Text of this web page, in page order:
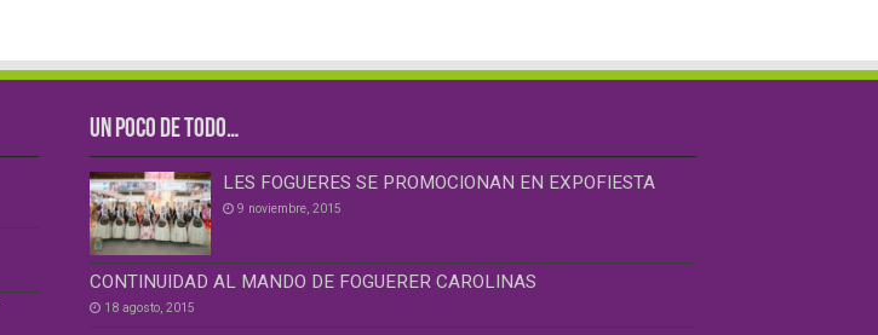
UN POCO DE TODO…
LES FOGUERES SE PROMOCIONAN EN EXPOFIESTA
9 noviembre, 2015
CONTINUIDAD AL MANDO DE FOGUERER CAROLINAS
18 agosto, 2015